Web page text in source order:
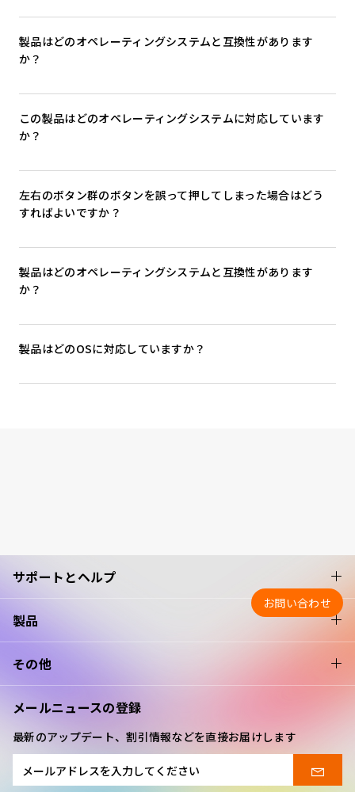
製品はどのオペレーティングシステムと互換性があります
か？
この製品はどのオペレーティングシステムに対応しています
か？
左右のボタン群のボタンを誤って押してしまった場合はどう
すればよいですか？
製品はどのオペレーティングシステムと互換性があります
か？
製品はどのOSに対応していますか？
サポートとヘルプ
製品
その他
メールニュースの登録
最新のアップデート、割引情報などを直接お届けします
お問い合わせ